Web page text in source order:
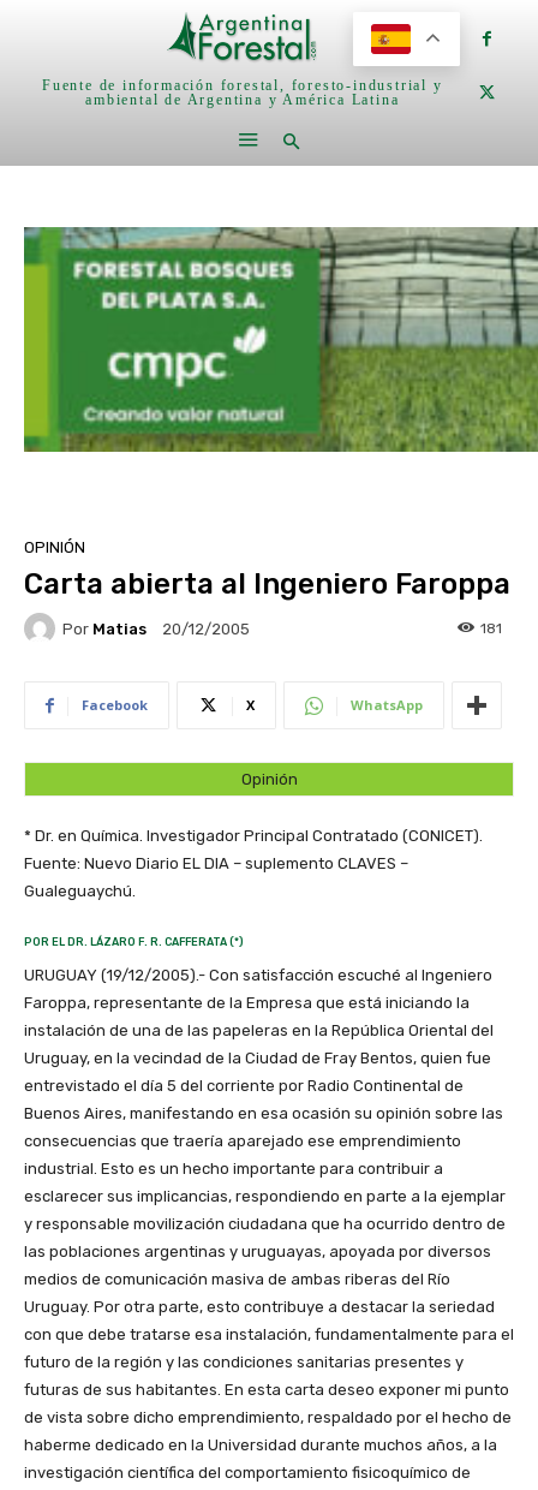
Fuente de información forestal, foresto-industrial y
ambiental de Argentina y América Latina
OPINIÓN
Carta abierta al Ingeniero Faroppa
Por Matias 20/12/2005 181
Facebook X WhatsApp
Opinión
* Dr. en Química. Investigador Principal Contratado (CONICET).
Fuente: Nuevo Diario EL DIA – suplemento CLAVES –
Gualeguaychú.
POR EL DR. LÁZARO F. R. CAFFERATA (*)
URUGUAY (19/12/2005).- Con satisfacción escuché al Ingeniero
Faroppa, representante de la Empresa que está iniciando la
instalación de una de las papeleras en la República Oriental del
Uruguay, en la vecindad de la Ciudad de Fray Bentos, quien fue
entrevistado el día 5 del corriente por Radio Continental de
Buenos Aires, manifestando en esa ocasión su opinión sobre las
consecuencias que traería aparejado ese emprendimiento
industrial. Esto es un hecho importante para contribuir a
esclarecer sus implicancias, respondiendo en parte a la ejemplar
y responsable movilización ciudadana que ha ocurrido dentro de
las poblaciones argentinas y uruguayas, apoyada por diversos
medios de comunicación masiva de ambas riberas del Río
Uruguay. Por otra parte, esto contribuye a destacar la seriedad
con que debe tratarse esa instalación, fundamentalmente para el
futuro de la región y las condiciones sanitarias presentes y
futuras de sus habitantes. En esta carta deseo exponer mi punto
de vista sobre dicho emprendimiento, respaldado por el hecho de
haberme dedicado en la Universidad durante muchos años, a la
investigación científica del comportamiento fisicoquímico de